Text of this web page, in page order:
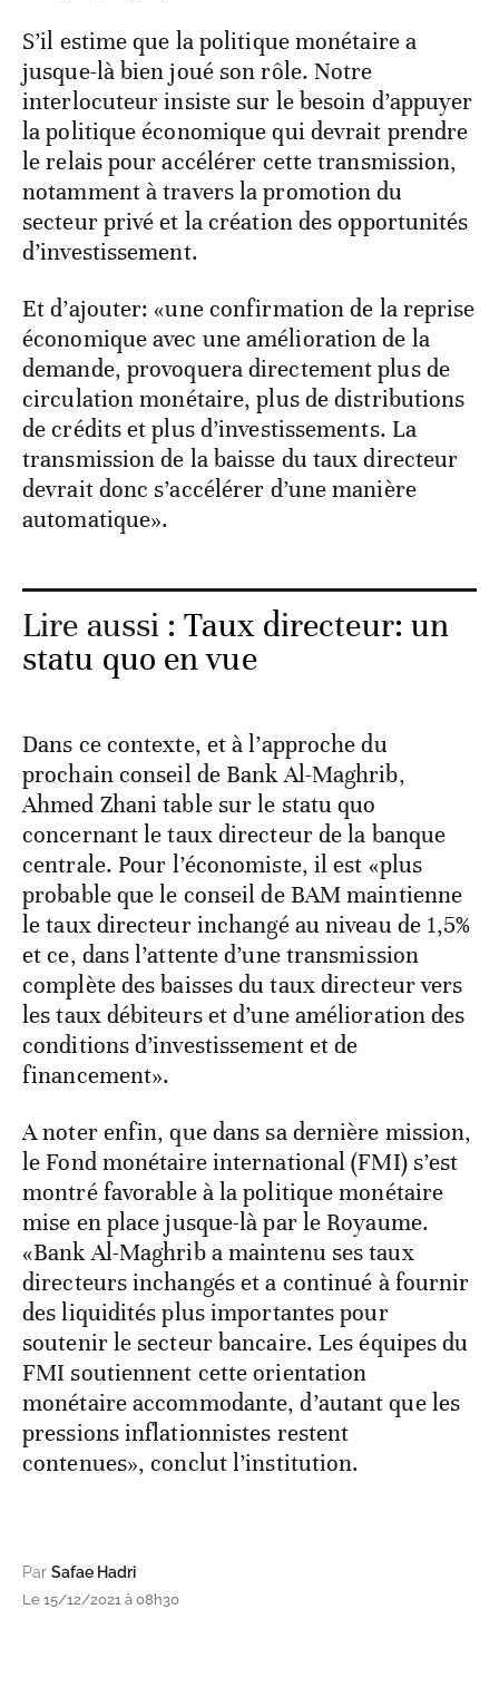
S’il estime que la politique monétaire a
jusque-là bien joué son rôle. Notre
interlocuteur insiste sur le besoin d’appuyer
la politique économique qui devrait prendre
le relais pour accélérer cette transmission,
notamment à travers la promotion du
secteur privé et la création des opportunités
d’investissement.
Et d’ajouter: «une confirmation de la reprise
économique avec une amélioration de la
demande, provoquera directement plus de
circulation monétaire, plus de distributions
de crédits et plus d’investissements. La
transmission de la baisse du taux directeur
devrait donc s’accélérer d’une manière
automatique».
Lire aussi :Taux directeur: un
statu quo en vue
Dans ce contexte, et à l’approche du
prochain conseil de Bank Al-Maghrib,
Ahmed Zhani table sur le statu quo
concernant le taux directeur de la banque
centrale. Pour l’économiste, il est «plus
probable que le conseil de BAM maintienne
le taux directeur inchangé au niveau de 1,5%
et ce, dans l’attente d’une transmission
complète des baisses du taux directeur vers
les taux débiteurs et d’une amélioration des
conditions d’investissement et de
financement».
A noter enfin, que dans sa dernière mission,
le Fond monétaire international (FMI) s’est
montré favorable à la politique monétaire
mise en place jusque-là par le Royaume.
«Bank Al-Maghrib a maintenu ses taux
directeurs inchangés et a continué à fournir
des liquidités plus importantes pour
soutenir le secteur bancaire. Les équipes du
FMI soutiennent cette orientation
monétaire accommodante, d’autant que les
pressions inflationnistes restent
contenues», conclut l’institution.
Par Safae Hadri
Le 15/12/2021 à 08h30